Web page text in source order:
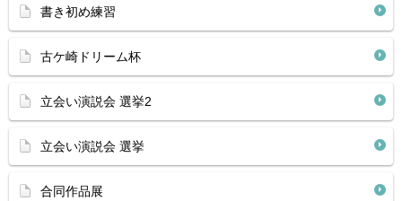
書き初め練習
古ケ崎ドリーム杯
立会い演説会 選挙2
立会い演説会 選挙
合同作品展